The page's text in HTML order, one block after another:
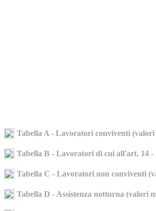
Tabella A - Lavoratori conviventi (valori
Tabella B - Lavoratori di cui all'art. 14 -
Tabella C - Lavoratori non conviventi
Tabella D - Assistenza notturna (valori